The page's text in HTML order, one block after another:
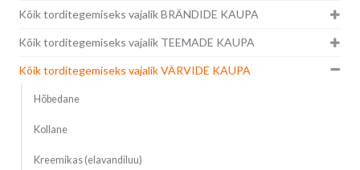
Kõik torditegemiseks vajalik BRÄNDIDE KAUPA
Kõik torditegemiseks vajalik TEEMADE KAUPA
Kõik torditegemiseks vajalik VÄRVIDE KAUPA
Hõbedane
Kollane
Kreemikas (elavandiluu)